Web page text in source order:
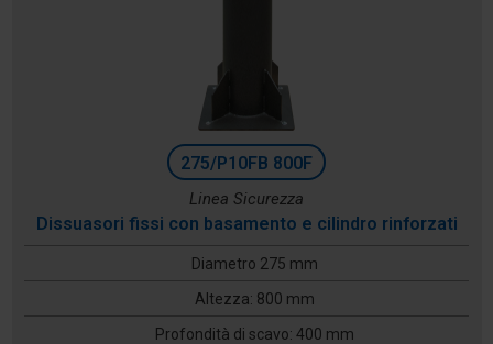
275/P10FB 800F
Linea Sicurezza
Dissuasori fissi con basamento e cilindro rinforzati
Diametro 275 mm
Altezza: 800 mm
Profondità di scavo: 400 mm